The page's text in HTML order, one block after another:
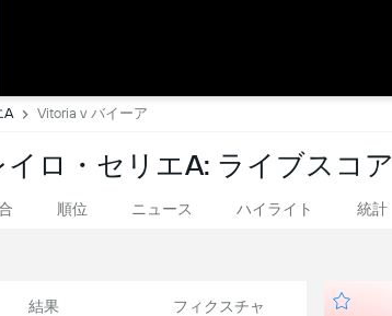
A Vitoria v バイーア
イロ・セリエA: ライブスコア
順位 ニュース ハイライト 統計
結果 フィクスチャ